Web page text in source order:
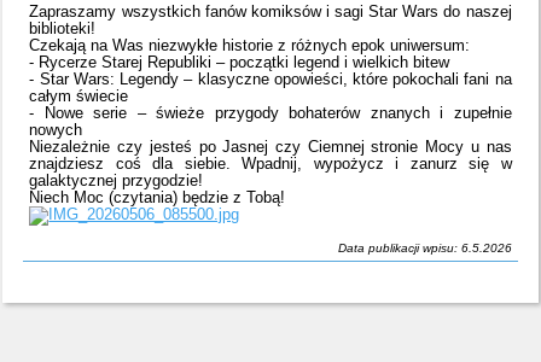
Zapraszamy wszystkich fanów komiksów i sagi Star Wars do naszej
biblioteki!
Czekają na Was niezwykłe historie z różnych epok uniwersum:
- Rycerze Starej Republiki – początki legend i wielkich bitew
- Star Wars: Legendy – klasyczne opowieści, które pokochali fani na
całym świecie
- Nowe serie – świeże przygody bohaterów znanych i zupełnie
nowych
Niezależnie czy jesteś po Jasnej czy Ciemnej stronie Mocy u nas
znajdziesz coś dla siebie. Wpadnij, wypożycz i zanurz się w
galaktycznej przygodzie!
Niech Moc (czytania) będzie z Tobą!
Data publikacji wpisu: 6.5.2026